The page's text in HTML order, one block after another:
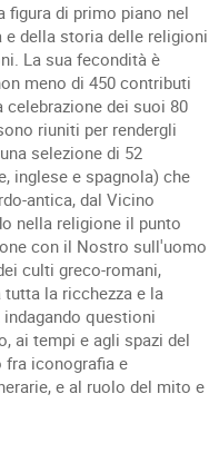
figura di primo piano nel
della storia delle religioni
La sua fecondità è
meno di 450 contributi
dei suoi 80
riuniti per rendergli
selezione di 52
inglese e spagnola) che
antica, dal Vicino
nella religione il punto
con il Nostro sull'uomo
culti greco-romani,
la ricchezza e la
questioni
ai tempi e agli spazi del
iconografia e
e al ruolo del mito e